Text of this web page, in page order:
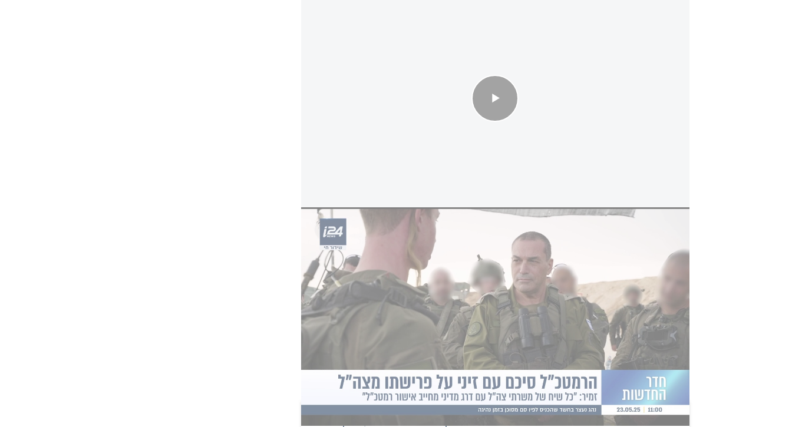
הרמטכל סיכם עם זיני על פרישתו מצהל - הפרשנות של יוסי יהושוע i24
היועצת המשפטית לממשלה גלי בהרב מיארה הגיבה: "ראש הממשלה פעל בניגוד
להנחייה המשפטית, יש חשש כבד כי פעל כאשר הוא מצוי בניגוד עניינים, ותהליך המינוי
לאחר ההודעה על המינוי הפגנות פרצו הפגנות סוערות. מטה המאבק "חופשי בארצנו"
אמר כי "נתניהו חי בתודעה של 'דיקטטור'", עקב החלטת בית המשפט כי נגוע בניגוד
עניינים, ברקע חקירת אנשי לשכתו בפרשת "קטאר-גייט". "הוא יודע זאת ובכל זאת מוביל
בכוונה למשבר חוקתי". המטה קרא לראשי המשק לשבות עקב ההליך. עוד נכתב בהודעה
כי "הציבור הישראלי הפך שומר סף אזרחי".
הכתבה הזו קיבלה 0 תגובות